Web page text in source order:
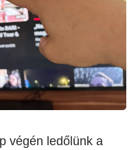
végén ledőlünk a